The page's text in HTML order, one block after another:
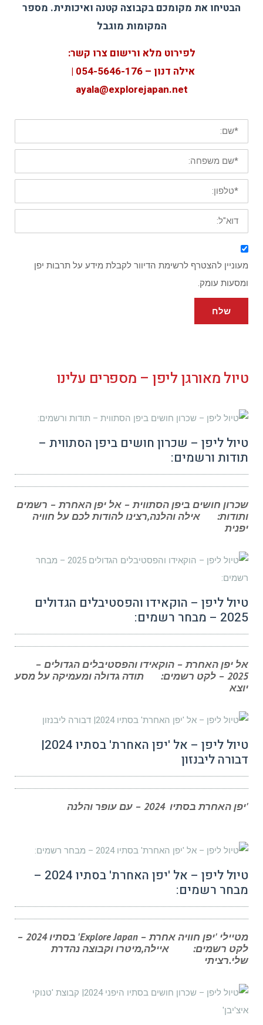
הבטיחו את מקומכם בקבוצה קטנה ואיכותית. מספר
המקומות מוגבל
לפירוט מלא ורישום צרו קשר:
אילה דנון – 054-5
646-176 |
ayala@explorejapan.net
*
שם
פרטי
*
שם
משפחה
*
טלפון
נייד
*
דוא"ל:
מעוניין להצטרף לרשימת הדיוור לקבלת מידע על תרבות יפן
ומסעות עומק.
שלח
טיול מאורגן ליפן – מספרים עלינו
טיול ליפן – שכרון חושים ביפן הסתווית –
תודות ורשמים:
שכרון חושים ביפן הסתווית – אל יפן האחרת – רשמים
ותודות: אילה והלנה,רצינו להודות לכם על חוויה
יפנית
טיול ליפן – הוקאידו והפסטיבלים הגדולים
2025 – מבחר רשמים:
אל יפן האחרת – הוקאידו והפסטיבלים הגדולים –
2025 – לקט רשמים: תודה גדולה ומעמיקה על מסע
יוצא
טיול ליפן – אל 'יפן האחרת' בסתיו 2024|
דבורה ליבנזון
'יפן האחרת בסתיו 2024 – עם עופר והלנה
טיול ליפן – אל 'יפן האחרת' בסתיו 2024 –
מבחר רשמים:
מטיילי 'יפן חוויה אחרת – Explore Japan' בסתיו 2024 –
לקט רשמים: איילה,מיטרו וקבוצה נהדרת
שלי.רציתי